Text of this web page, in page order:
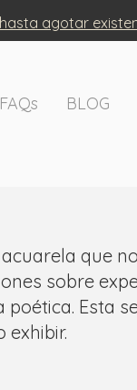
agotar
BLOG
que
sobre
Esta
exhibir.